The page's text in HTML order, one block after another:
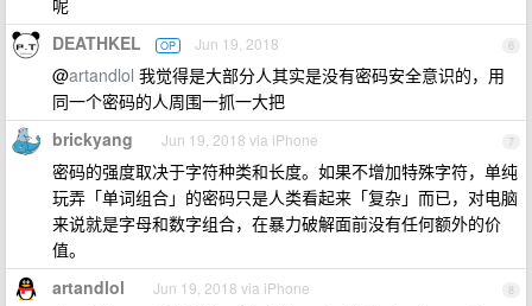
呢
6
DEATHKEL OP Jun 19, 2018
@artandlol 我觉得是大部分人其实是没有密码安全意识的，用
同一个密码的人周围一抓一大把
7
brickyang Jun 19, 2018 via iPhone
密码的强度取决于字符种类和长度。如果不增加特殊字符，单纯
玩弄「单词组合」的密码只是人类看起来「复杂」而已，对电脑
来说就是字母和数字组合，在暴力破解面前没有任何额外的价
值。
8
artandlol Jun 19, 2018 via iPhone